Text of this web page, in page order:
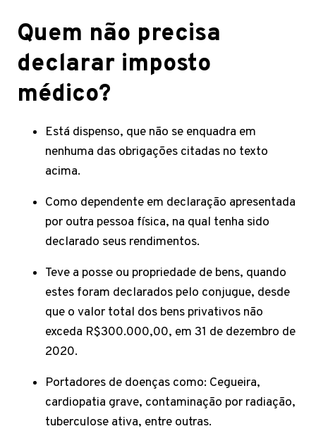
Quem não precisa
declarar imposto
médico?
Está dispenso, que não se enquadra em
nenhuma das obrigações citadas no texto
acima.
Como dependente em declaração apresentada
por outra pessoa física, na qual tenha sido
declarado seus rendimentos.
Teve a posse ou propriedade de bens, quando
estes foram declarados pelo conjugue, desde
que o valor total dos bens privativos não
exceda R$300.000,00, em 31 de dezembro de
2020.
Portadores de doenças como: Cegueira,
cardiopatia grave, contaminação por radiação,
tuberculose ativa, entre outras.